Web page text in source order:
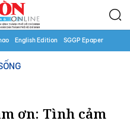
English Edition SGGP Epaper
ơn: Tình cảm